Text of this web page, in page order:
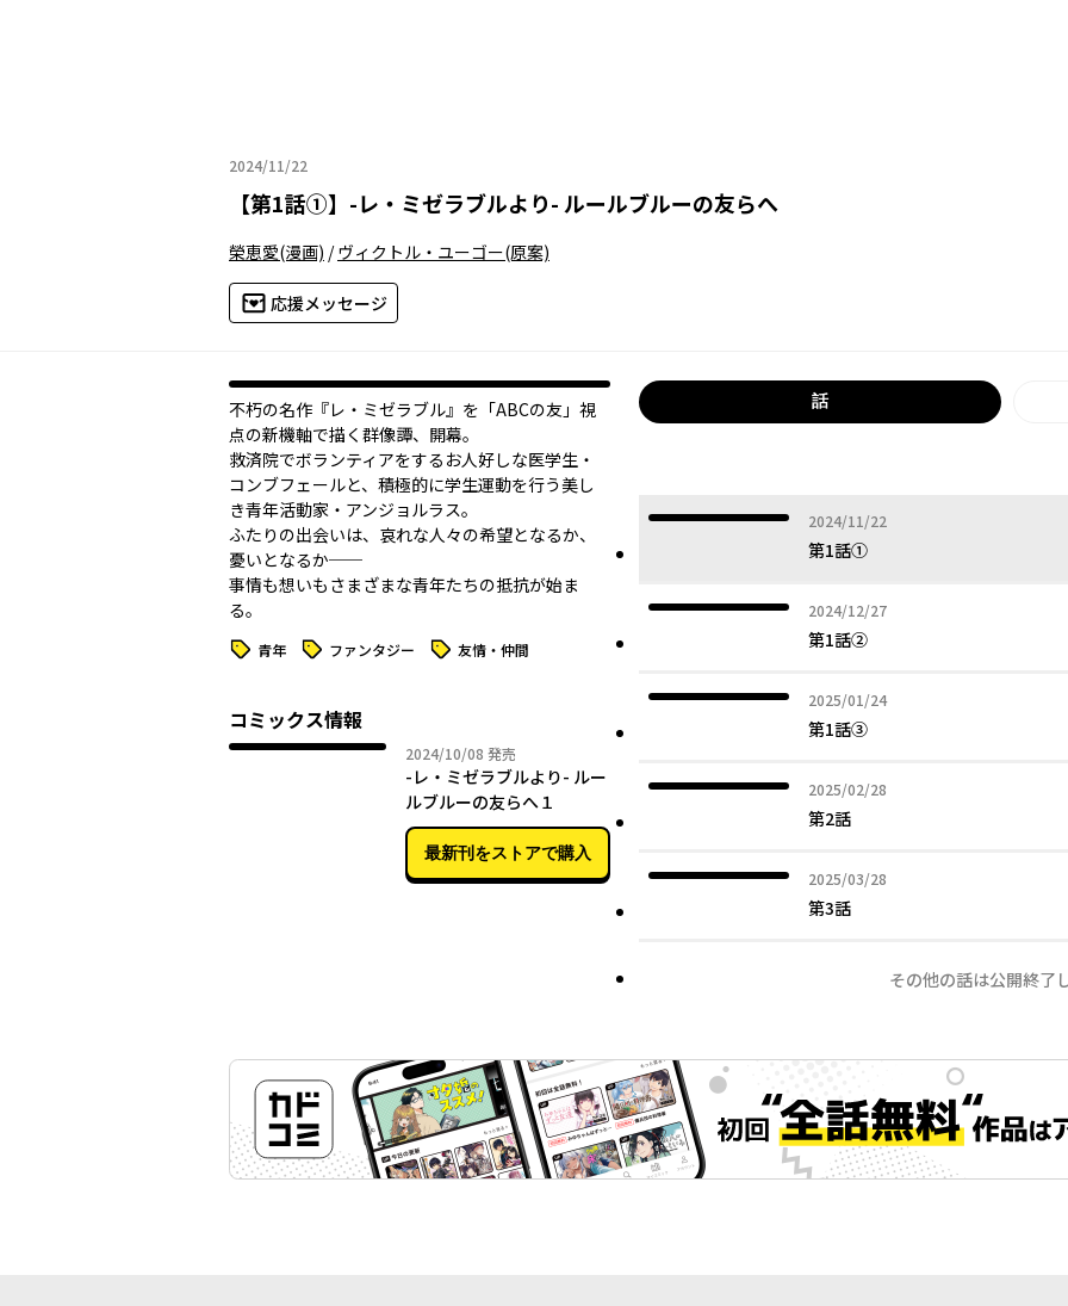
2024/11/22
2024年11月22日
【第1話①】 -レ・ミゼラブルより- ルールブルーの友らへ
榮恵愛(漫画) /ヴィクトル・ユーゴー(原案)
応援メッセージ
不朽の名作『レ・ミゼラブル』を「ABCの友」視
点の新機軸で描く群像譚、開幕。
救済院でボランティアをするお人好しな医学生・
コンブフェールと、積極的に学生運動を行う美し
き青年活動家・アンジョルラス。
ふたりの出会いは、哀れな人々の希望となるか、
憂いとなるか──
事情も想いもさまざまな青年たちの抵抗が始ま
る。
タグ 青年 タグ ファンタジー タグ 友情・仲間
コミックス情報
2024/10/08 2024年10月08日
発売
-レ・ミゼラブルより- ルー
ルブルーの友らへ１
最新刊をストアで購入
話
2024/11/22
2024年11月22日
第1話①
2024/12/27
2024年12月27日
第1話②
2025/01/24
2025年01月24日
第1話③
2025/02/28
2025年02月28日
第2話
2025/03/28
2025年03月28日
第3話
その他の話は公開終了